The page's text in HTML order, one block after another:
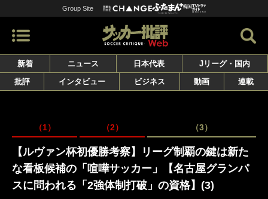
Group Site
新着 ニュース 日本代表
Jリーグ・国内
批評
インタビュー ビジネス 動画 連載
（1） （2） （3）
【ルヴァン杯初優勝考察】リーグ制覇の鍵は新た
な看板候補の「喧嘩サッカー」【名古屋グランパ
スに問われる「2強体制打破」の資格】(3)